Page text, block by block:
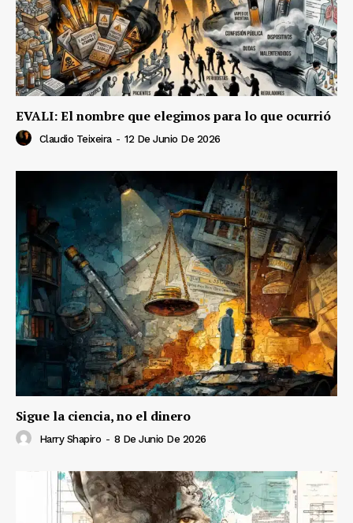
EVALI: El nombre que elegimos para lo que ocurrió
Claudio Teixeira - 12 De Junio De 2026
Sigue la ciencia, no el dinero
Harry Shapiro - 8 De Junio De 2026